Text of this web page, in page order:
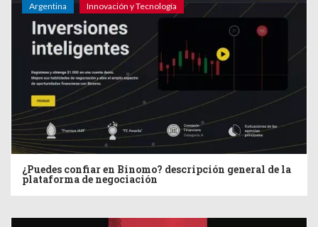
Argentina Innovación y Tecnología
¿Puedes confiar en Binomo? descripción general de la
plataforma de negociación